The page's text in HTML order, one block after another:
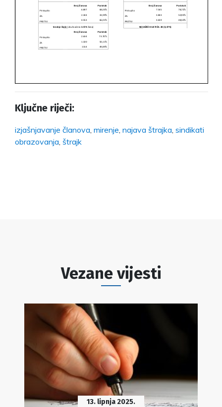
Ključne riječi:
izjašnjavanje članova, mirenje, najava štrajka, sindikati
obrazovanja, štrajk
Vezane vijesti
13. lipnja 2025.